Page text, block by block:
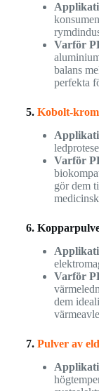
Varför
balans
perfekta
5. Kobolt-
Varför
gör dem
6.
Varför
dem
7. Pulver av